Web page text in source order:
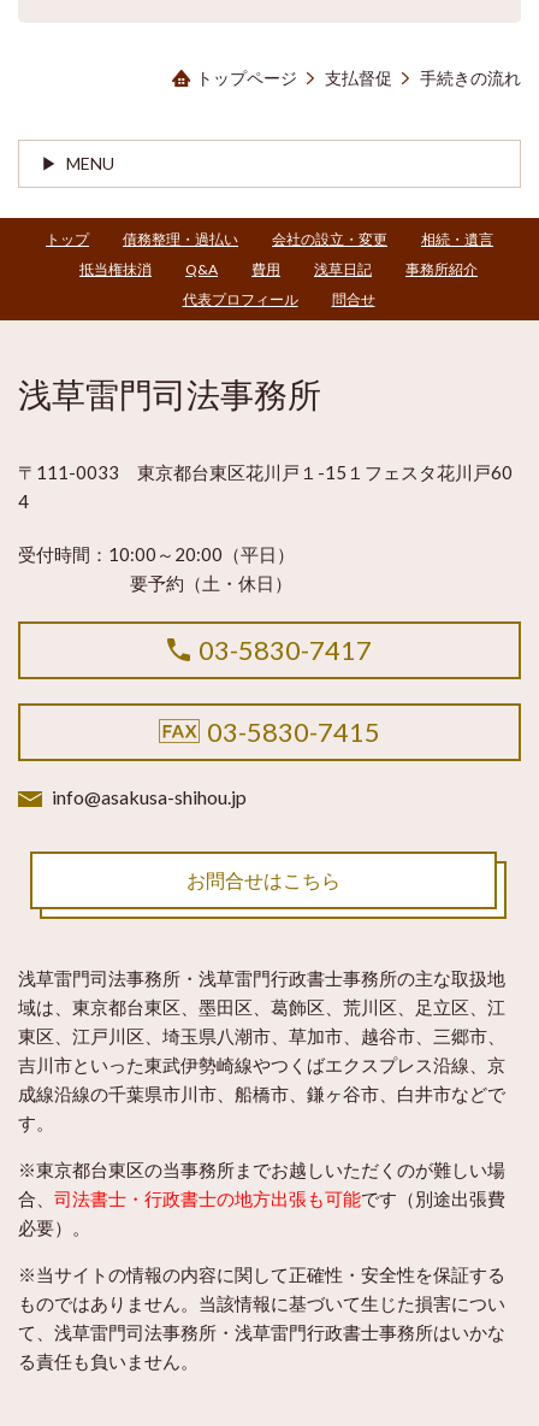
トップページ 支払督促 手続きの流れ
MENU
トップ 債務整理・過払い 会社の設立・変更
相続・遺言
抵当権抹消
Q&A 費用 浅草日記
事務所紹介
代表プロフィール
問合せ
浅草雷門司法事務所
〒111-0033 東京都台東区花川戸１-15１フェスタ花川戸60
4
受付時間： 10:00～20:00（平日）
要予約（土・休日）
03-5830-7417
03-5830-7415
info@asakusa-shihou.jp
お問合せはこちら
浅草雷門司法事務所・浅草雷門行政書士事務所の主な取扱地
域は、東京都台東区、墨田区、葛飾区、荒川区、足立区、江
東区、江戸川区、埼玉県八潮市、草加市、越谷市、三郷市、
吉川市といった東武伊勢崎線やつくばエクスプレス沿線、京
成線沿線の千葉県市川市、船橋市、鎌ヶ谷市、白井市などで
す。
※東京都台東区の当事務所までお越しいただくのが難しい場
合、 司法書士・行政書士の地方出張も可能です（別途出張費
必要）。
※当サイトの情報の内容に関して正確性・安全性を保証する
ものではありません。当該情報に基づいて生じた損害につい
て、浅草雷門司法事務所・浅草雷門行政書士事務所はいかな
る責任も負いません。